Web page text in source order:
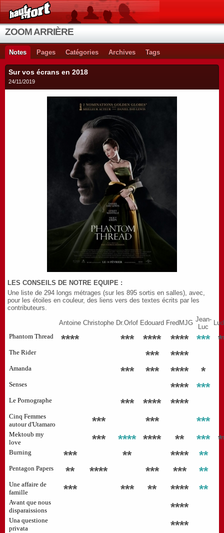
ZOOM ARRIÈRE
Notes Pages Catégories Archives Tags
Sur vos écrans en 2018
24/11/2019
LES CONSEILS DE NOTRE EQUIPE :
Une liste de 294 longs métrages (sur les 895 sortis en salles), avec,
pour les étoiles en couleur, des liens vers des textes écrits par les
contributeurs.
Antoine Christophe Dr.Orlof Edouard FredMJG Jean-
Luc
Phantom Thread
**** *** **** **** ***
The Rider *** ****
Amanda *** *** **** *
Senses **** ***
Le Pornographe *** **** ****
Cinq Femmes
autour d'Utamaro
*** *** ***
Mektoub my
love
*** **** **** ** ***
Burning *** ** **** **
Pentagon Papers ** **** *** *** **
Une affaire de
famille
*** *** ** **** **
Avant que nous
disparaissions
****
Una questione
privata
****